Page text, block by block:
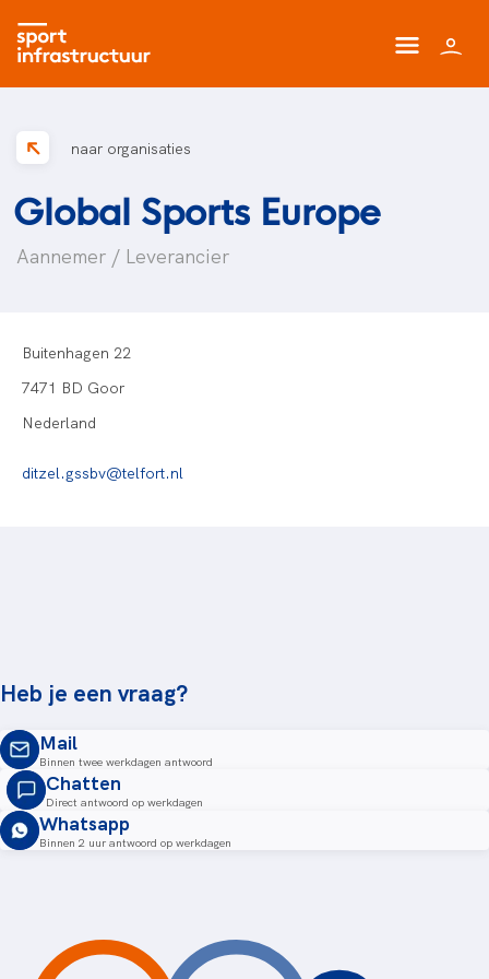
naar organisaties
Global Sports Europe
Aannemer / Leverancier
Buitenhagen 22
7471 BD Goor
Nederland
ditzel.gssbv@telfort.nl
Heb je een vraag?
Mail
Binnen twee werkdagen antwoord
Chatten
Direct antwoord op werkdagen
Whatsapp
Binnen 2 uur antwoord op werkdagen